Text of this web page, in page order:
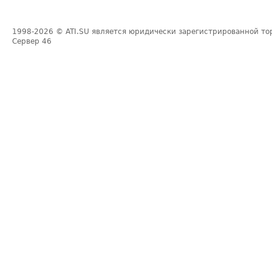
1998-2026 © ATI.SU является юридически зарегистрированной
Сервер 46